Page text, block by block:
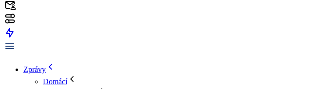
Zprávy
Domácí